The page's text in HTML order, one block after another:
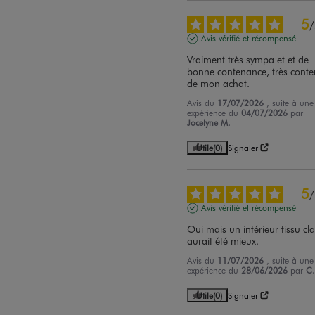
5/
Avis vérifié et récompensé
Vraiment très sympa et et de
bonne contenance, très
de mon achat.
Avis du 17/07/2026
, suite à une
expérience du04/07/2026 par
Jocelyne M.
Utile(0) Signaler
5/
Avis vérifié et récompensé
Oui mais un intérieur tissu
aurait été mieux.
Avis du 11/07/2026
, suite à une
expérience du 28/06/2026 par
Utile(0) Signaler